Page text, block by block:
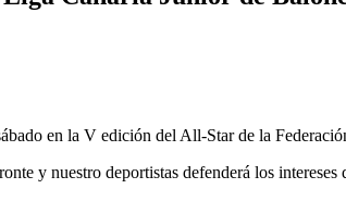
en la V edición del All-Star de la
y nuestro deportistas defenderá los